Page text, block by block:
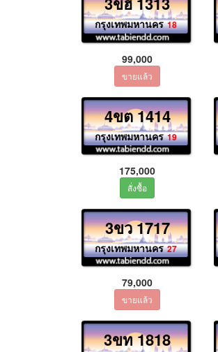
กรุงเทพมหานคร 18
99,000
4ขต 1414
กรุงเทพมหานคร 19
175,000
3ขว 1717
กรุงเทพมหานคร 27
79,000
3ขท 1818